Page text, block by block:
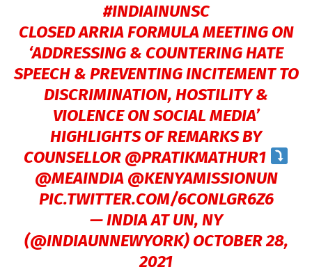
#INDIAINUNSC
CLOSED ARRIA FORMULA MEETING ON
‘ADDRESSING & COUNTERING HATE
SPEECH & PREVENTING INCITEMENT TO
DISCRIMINATION, HOSTILITY &
VIOLENCE ON SOCIAL MEDIA’
HIGHLIGHTS OF REMARKS BY
COUNSELLOR @PRATIKMATHUR1
@MEAINDIA @KENYAMISSIONUN
PIC.TWITTER.COM/6CONLGR6Z6
— INDIA AT UN, NY
(@INDIAUNNEWYORK) OCTOBER 28,
2021